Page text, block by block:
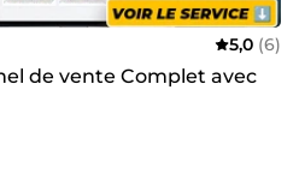
5,0 (6)
de vente Complet avec